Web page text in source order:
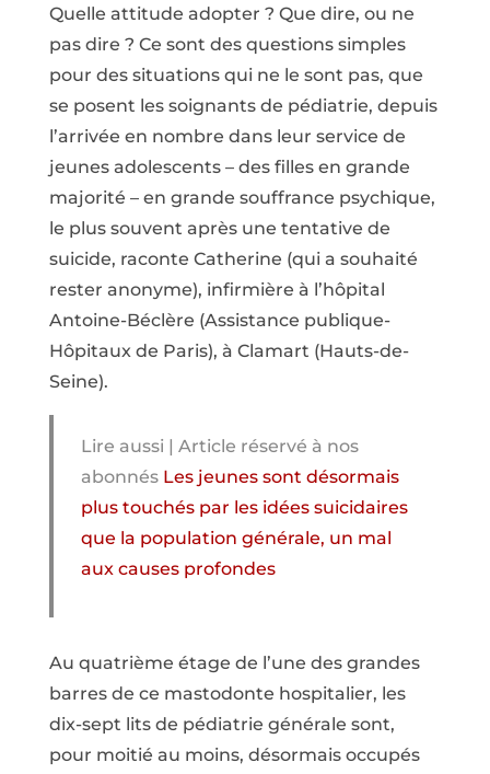
Quelle attitude adopter ? Que dire, ou ne
pas dire ? Ce sont des questions simples
pour des situations qui ne le sont pas, que
se posent les soignants de pédiatrie, depuis
l’arrivée en nombre dans leur service de
jeunes adolescents – des filles en grande
majorité – en grande souffrance psychique,
le plus souvent après une tentative de
suicide, raconte Catherine (qui a souhaité
rester anonyme), infirmière à l’hôpital
Antoine-Béclère (Assistance publique-
Hôpitaux de Paris), à Clamart (Hauts-de-
Seine).
Lire aussi | Article réservé à nos
abonnés Les jeunes sont désormais
plus touchés par les idées suicidaires
que la population générale, un mal
aux causes profondes
Au quatrième étage de l’une des grandes
barres de ce mastodonte hospitalier, les
dix-sept lits de pédiatrie générale sont,
pour moitié au moins, désormais occupés